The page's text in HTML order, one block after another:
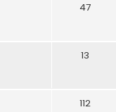
47
13
112